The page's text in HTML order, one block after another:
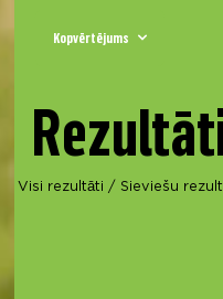
Kopvērtējums
Visi rezultāti / Sieviešu